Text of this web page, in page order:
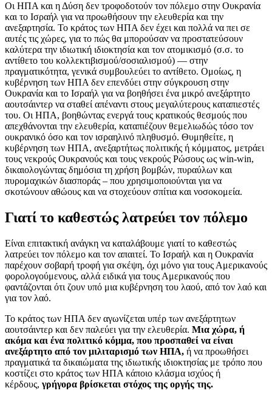
Οι ΗΠΑ και η Δύση δεν τροφοδοτούν τον πόλεμο στην Ουκρανία
και το Ισραήλ για να προωθήσουν την ελευθερία και την
ανεξαρτησία. Το κράτος των ΗΠΑ δεν έχει και πολλά να πει σε
αυτές τις χώρες, για το πώς θα μπορούσαν να προστατεύσουν
καλύτερα την ιδιωτική ιδιοκτησία και τον ατομικισμό (σ.σ. το
αντίθετο του κολλεκτιβισμού/σοσιαλισμού) — στην
πραγματικότητα, γενικά συμβουλεύει το αντίθετο. Ομοίως, η
κυβέρνηση των ΗΠΑ δεν επενδύει στην σύγκρουση στην
Ουκρανία και το Ισραήλ για να βοηθήσει ένα μικρό ανεξάρτητο
αουτσάιντερ να σταθεί απέναντι στους μεγαλύτερους καταπιεστές
του. Οι ΗΠΑ, βοηθώντας ενεργά τους κρατικούς θεσμούς που
απεχθάνονται την ελευθερία, καταπιέζουν θεμελιωδώς τόσο τον
ουκρανικό όσο και τον ισραηλινό πληθυσμό. Θυμηθείτε, η
κυβέρνηση των ΗΠΑ, ανεξαρτήτως πολιτικής ή κόμματος, μετράει
τους νεκρούς Ουκρανούς και τους νεκρούς Ρώσους ως win-win,
δικαιολογώντας δημόσια τη χρήση βομβών, πυραύλων και
πυρομαχικών διασποράς – που χρησιμοποιούνται για να
σκοτώνουν αθώους και να στοχεύουν σπίτια και νοσοκομεία.
Γιατί το καθεστώς λατρεύει τον πόλεμο
Είναι επιτακτική ανάγκη να καταλάβουμε γιατί το καθεστώς
λατρεύει τον πόλεμο και τον απαιτεί. Το Ισραήλ και η Ουκρανία
παρέχουν σοβαρή τροφή για σκέψη, όχι μόνο για τους Αμερικανούς
φορολογούμενους, αλλά ειδικά για τους Αμερικανούς που
φαντάζονται ότι ζουν υπό μια κυβέρνηση του λαού, από τον λαό και
για τον λαό.
Το κράτος των ΗΠΑ δεν αγωνίζεται υπέρ των ανεξάρτητων
αουτσάιντερ και δεν παλεύει για την ελευθερία. Μια χώρα, ή
ακόμα και ένα πολιτικό κόμμα, που προσπαθεί να είναι
ανεξάρτητο από τον μιλιταρισμό των ΗΠΑ, ή να προωθήσει
πραγματικά τα δικαιώματα της ιδιωτικής ιδιοκτησίας με τρόπο που
κοστίζει στο κράτος των ΗΠΑ κάποιο κλάσμα ισχύος ή
κέρδους, γρήγορα βρίσκεται στόχος της οργής της.